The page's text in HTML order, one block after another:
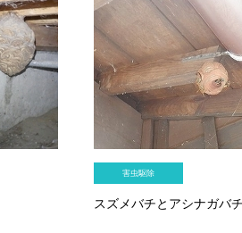
害虫駆除
スズメバチとアシナガバ